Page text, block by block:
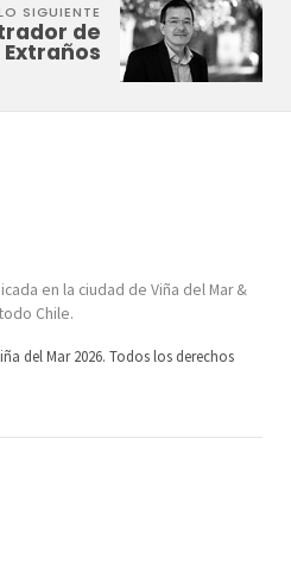
SIGUIENTE
de
en la ciudad de Viña del Mar &
Chile.
del Mar 2026. Todos los derechos